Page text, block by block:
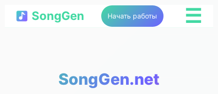
SongGen Начать работы ☰
SongGen.net